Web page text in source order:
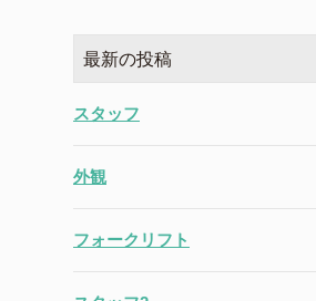
最新の投稿
スタッフ
外観
フォークリフト